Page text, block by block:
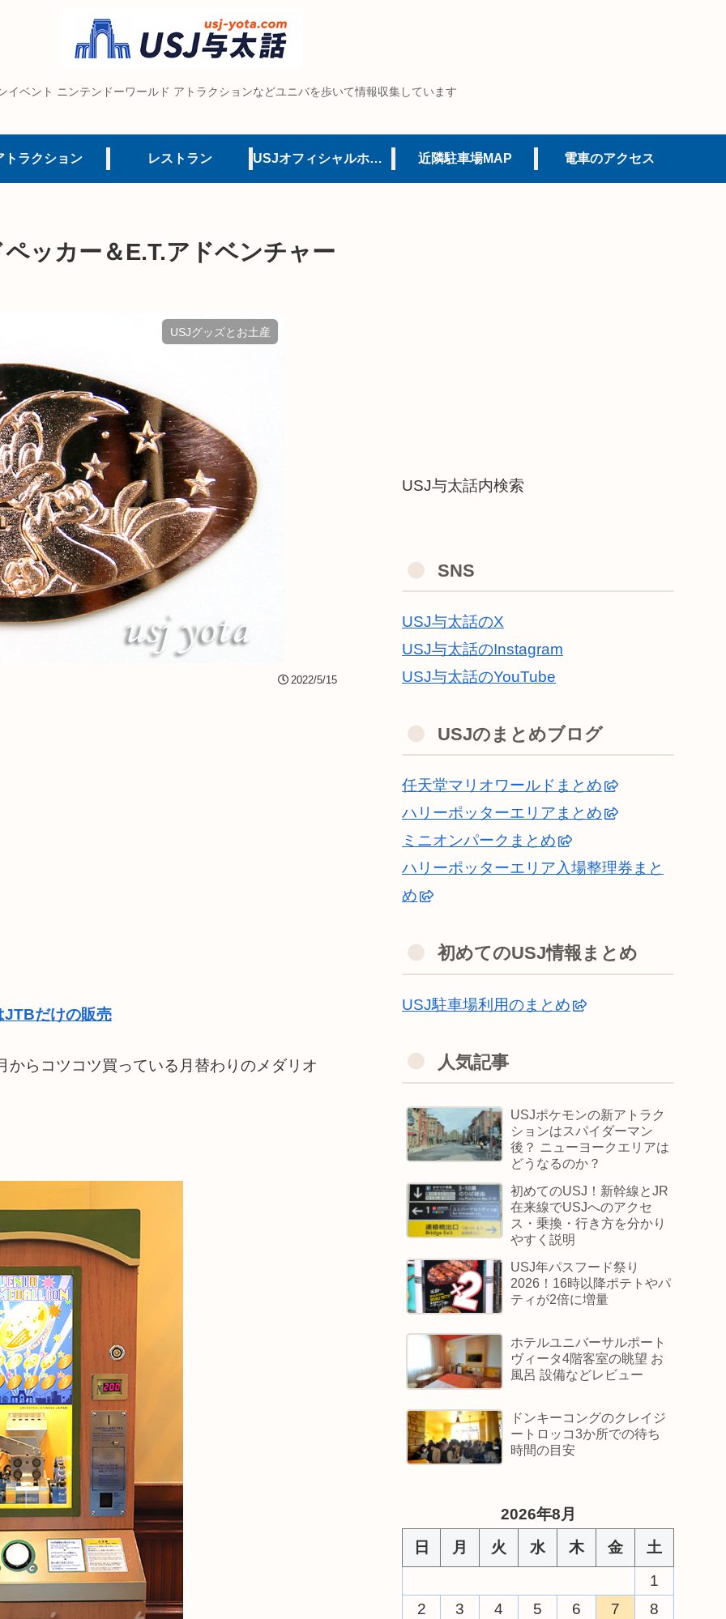
イベント ニンテンドーワールド アトラクションなどユニバを歩いて情報収集しています
トラクション レストラン USJオフィシャルホテル 近隣駐車場MAP 電車のアクセス
ッカー＆E.T.アドベンチャー
USJグッズとお土産
2022/5/15
JTBだけの販売
らコツコツ買っている月替わりのメダリオ
USJ与太話内検索
SNS
USJ与太話のX
USJ与太話のInstagram
USJ与太話のYouTube
USJのまとめブログ
任天堂マリオワールドまとめ
ハリーポッターエリアまとめ
ミニオンパークまとめ
ハリーポッターエリア入場整理券まと
め
初めてのUSJ情報まとめ
USJ駐車場利用のまとめ
人気記事
USJポケモンの新アトラク
ションはスパイダーマン
後？ ニューヨークエリアは
どうなるのか？
初めてのUSJ！新幹線とJR
在来線でUSJへのアクセ
ス・乗換・行き方を分かり
やすく説明
USJ年パスフード祭り
2026！16時以降ポテトやパ
ティが2倍に増量
ホテルユニバーサルポート
ヴィータ4階客室の眺望 お
風呂 設備などレビュー
ドンキーコングのクレイジ
ートロッコ3か所での待ち
時間の目安
2026年8月
日
月 火 水 木 金
土
1
2
3 4 5 6 7
8